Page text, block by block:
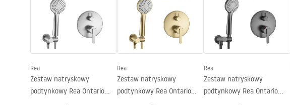
Wysokość (mm)
Strona
Gwarancja
24 miesiące
Rea
Zestaw natryskowy
podtynkowy Rea Ontario
Rea
Zestaw natryskowy
podtynkowy Rea Ontario
Rea
Zestaw natryskowy
podtynkowy Rea Ontario